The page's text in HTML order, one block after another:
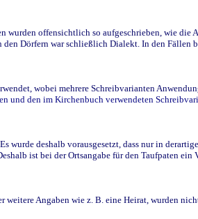
offensichtlich so aufgeschrieben, wie die
Dörfern war schließlich Dialekt. In den
wobei mehrere Schreibvarianten
und den im Kirchenbuch verwendeten
wurde deshalb vorausgesetzt, dass nur in
ist bei der Ortsangabe für den Taufpaten
Angaben wie z. B. eine Heirat, wurden